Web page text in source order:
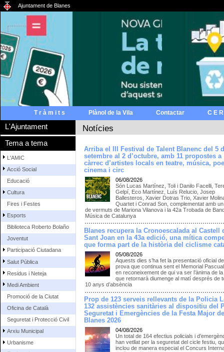
Ajuntament de Blanes
T r à m i t s Plànol de la Vila Contactar C E
L'Ajuntament
Tema a tema
L'AMIC
Acció Social
Educació
Cultura
Fires i Festes
Esports
Biblioteca Roberto Bolaño
Joventut
Participació Ciutadana
Salut Pública
Residus i Neteja
Medi Ambient
Promoció de la Ciutat
Oficina de Català
Seguretat i Protecció Civil
Arxiu Municipal
Urbanisme
Notícies
Arriba el III Festival de Talent Blanenc del 5
setembre al 2 d’octubre, amb 11 propostes a
càrrec d’artistes locals en teatre, música,
cinema i circ
06/08/2026
Són Lucas Martínez, Toli i Danilo Facelli,
Gelpí, Eco Martínez, Luís Relucio, Josep
Ballesteros, Xavier Dotras Trio, Xavier
Quartet i Conrad Son, complementat amb
de vermuts de Mariona Vilanova i la 42a Trobada de
Música de Catalunya
Blanes recupera la Cronoescalada al Castell
Sant Joan en la 43a edició, una mítica
que forma part de la història del ciclisme
05/08/2026
Aquests dies s’ha fet la presentació oficial
prova que continua sent el Memorial
en reconeixement de qui va ser l’ànima de
que retornarà diumenge al matí després de
10 anys d’absència
Prop de 123 serveis rellevants de la Policia
132 assistències sanitàries al dispositiu del
Seguretat i Emergències de la Festa Major
Blanes 2026
04/08/2026
Un total de 164 efectius policials i
han vetllat per la seguretat del cicle festiu,
inclou de manera especial el Concurs